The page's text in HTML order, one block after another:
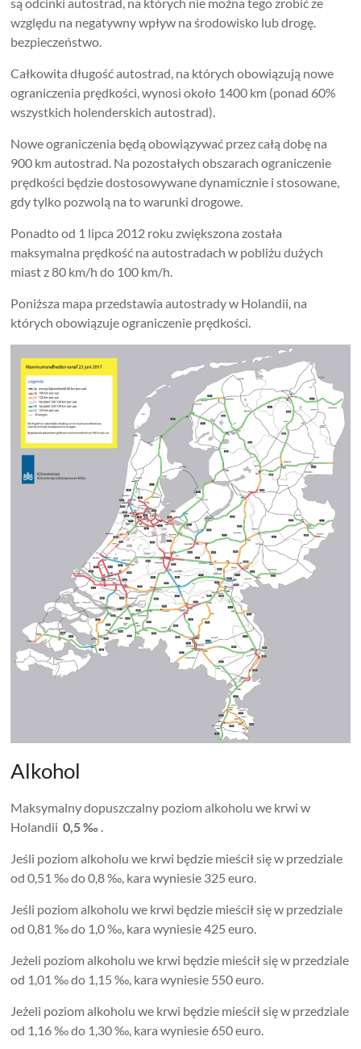
względu na negatywny wpływ na środowisko lub drogę.
bezpieczeństwo.
Całkowita długość autostrad, na których obowiązują nowe
ograniczenia prędkości, wynosi około 1400 km (ponad 60%
wszystkich holenderskich autostrad).
Nowe ograniczenia będą obowiązywać przez całą dobę na
900 km autostrad. Na pozostałych obszarach ograniczenie
prędkości będzie dostosowywane dynamicznie i stosowane,
gdy tylko pozwolą na to warunki drogowe.
Ponadto od 1 lipca 2012 roku zwiększona została
maksymalna prędkość na autostradach w pobliżu dużych
miast z 80 km/h do 100 km/h.
Poniższa mapa przedstawia autostrady w Holandii, na
których obowiązuje ograniczenie prędkości.
Alkohol
Maksymalny dopuszczalny poziom alkoholu we krwi w
Holandii0,5 ‰ .
Jeśli poziom alkoholu we krwi będzie mieścił się w przedziale
od 0,51 ‰ do 0,8 ‰, kara wyniesie 325 euro.
Jeśli poziom alkoholu we krwi będzie mieścił się w przedziale
od 0,81 ‰ do 1,0 ‰, kara wyniesie 425 euro.
Jeżeli poziom alkoholu we krwi będzie mieścił się w przedziale
od 1,01 ‰ do 1,15 ‰, kara wyniesie 550 euro.
Jeżeli poziom alkoholu we krwi będzie mieścił się w przedziale
od 1,16 ‰ do 1,30 ‰, kara wyniesie 650 euro.